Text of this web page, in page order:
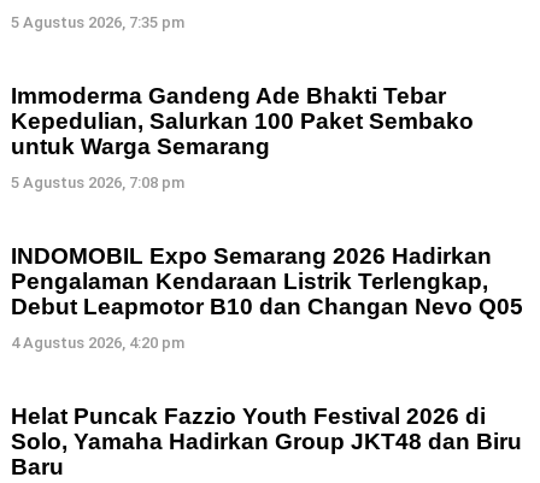
5 Agustus 2026, 7:35 pm
Immoderma Gandeng Ade Bhakti Tebar
Kepedulian, Salurkan 100 Paket Sembako
untuk Warga Semarang
5 Agustus 2026, 7:08 pm
INDOMOBIL Expo Semarang 2026 Hadirkan
Pengalaman Kendaraan Listrik Terlengkap,
Debut Leapmotor B10 dan Changan Nevo Q05
4 Agustus 2026, 4:20 pm
Helat Puncak Fazzio Youth Festival 2026 di
Solo, Yamaha Hadirkan Group JKT48 dan Biru
Baru